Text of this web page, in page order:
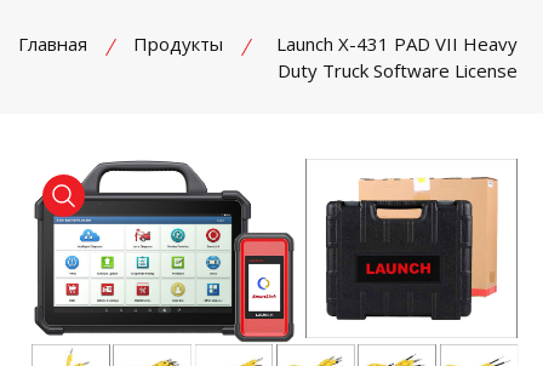
Главная Продукты
Launch X-431 PAD VII Heavy
Duty Truck Software License
product view